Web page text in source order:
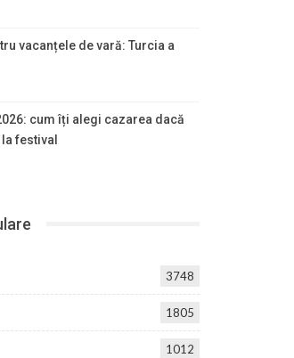
vacanțele de vară: Turcia a
cum îți alegi cazarea dacă
festival
3748
1805
1012